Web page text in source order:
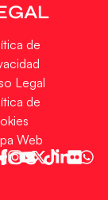
de
Legal
de
Web